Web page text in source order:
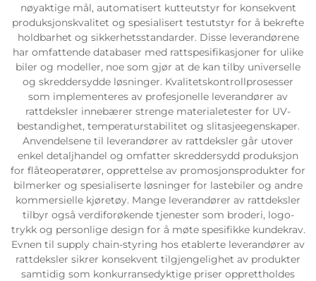
nøyaktige mål, automatisert kutteutstyr for konsekvent
produksjonskvalitet og spesialisert testutstyr for å bekrefte
holdbarhet og sikkerhetsstandarder. Disse leverandørene
har omfattende databaser med rattspesifikasjoner for ulike
biler og modeller, noe som gjør at de kan tilby universelle
og skreddersydde løsninger. Kvalitetskontrollprosesser
som implementeres av profesjonelle leverandører av
rattdeksler innebærer strenge materialetester for UV-
bestandighet, temperaturstabilitet og slitasjeegenskaper.
Anvendelsene til leverandører av rattdeksler går utover
enkel detaljhandel og omfatter skreddersydd produksjon
for flåteoperatører, opprettelse av promosjonsprodukter for
bilmerker og spesialiserte løsninger for lastebiler og andre
kommersielle kjøretøy. Mange leverandører av rattdeksler
tilbyr også verdiforøkende tjenester som broderi, logo-
trykk og personlige design for å møte spesifikke kundekrav.
Evnen til supply chain-styring hos etablerte leverandører av
rattdeksler sikrer konsekvent tilgjengelighet av produkter
samtidig som konkurransedyktige priser opprettholdes